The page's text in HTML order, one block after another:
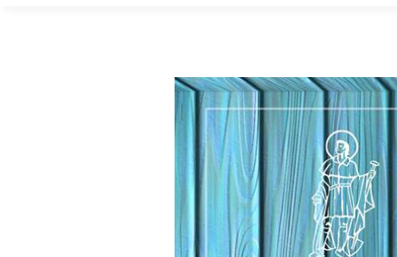
Qualidade
Equipa
Mercado
Loja
Política
de